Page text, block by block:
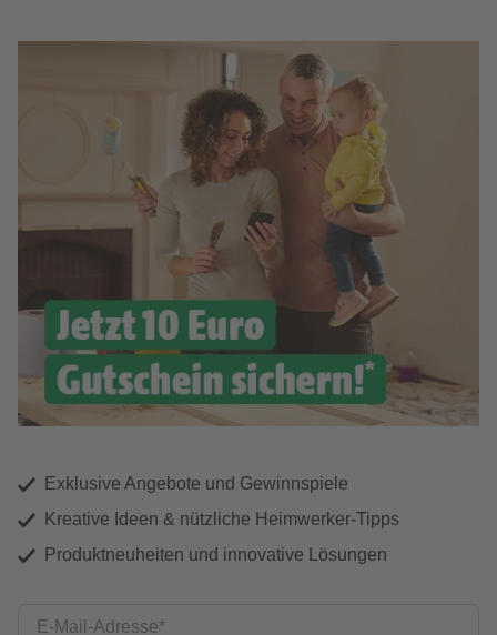
Exklusive Angebote und Gewinnspiele
Kreative Ideen & nützliche Heimwerker-Tipps
Produktneuheiten und innovative Lösungen
E-Mail-Adresse